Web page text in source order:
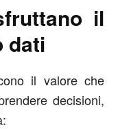
il
dati
il valore che
decisioni,